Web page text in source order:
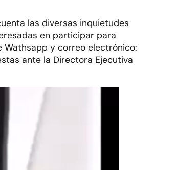
las diversas inquietudes
en participar para
Wathsapp y correo electrónico:
ante la Directora Ejecutiva